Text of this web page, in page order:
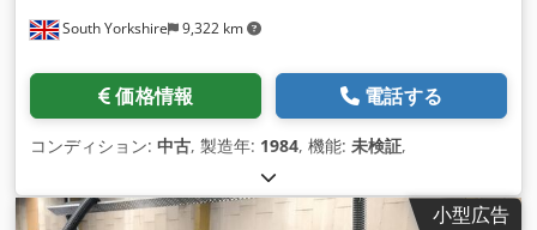
South Yorkshire 9,322 km
価格情報 電話する
コンディション: 中古, 製造年: 1984, 機能: 未検証,
小型広告